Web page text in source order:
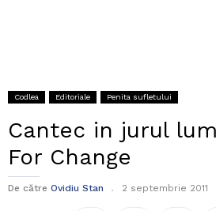
Codlea Editoriale Penita sufletului
Cantec in jurul
For Change
De către Ovidiu Stan 2 septembrie 2011